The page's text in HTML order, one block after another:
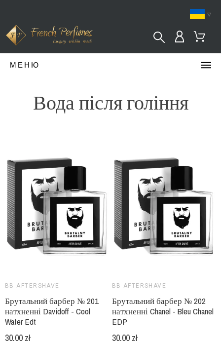
МЕНЮ
Вода після гоління
BB AFTERSHAVE
Брутальний барбер № 201
натхненні Davidoff - Cool
Water Edt
30,00 zł
BB AFTERSHAVE
Брутальний барбер № 202
натхненні Chanel - Bleu Chanel
EDP
30,00 zł
▿